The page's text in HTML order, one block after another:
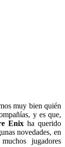
muy bien quién
y es que,
Enix ha querido
novedades, en
jugadores